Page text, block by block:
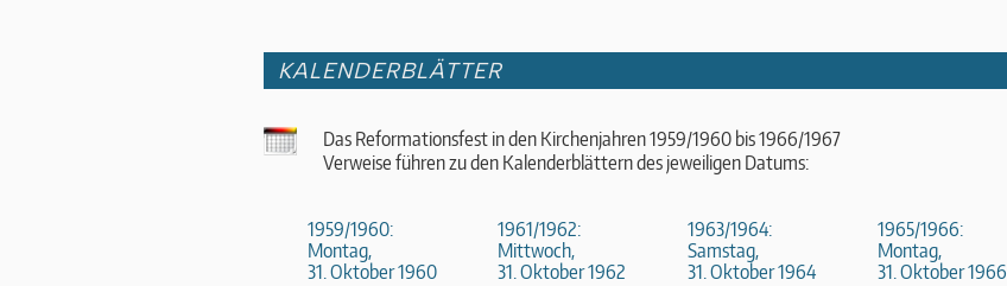
KALENDERBLÄTTER
Das Reformationsfest in den Kirchenjahren 1959/1960 bis 1966/1967
Verweise führen zu den Kalenderblättern des jeweiligen Datums:
1959/1960:
Montag,
31. Oktober 1960
1961/1962:
Mittwoch,
31. Oktober 1962
1963/1964:
Samstag,
31. Oktober 1964
1965/1966:
Montag,
31. Oktober 1966